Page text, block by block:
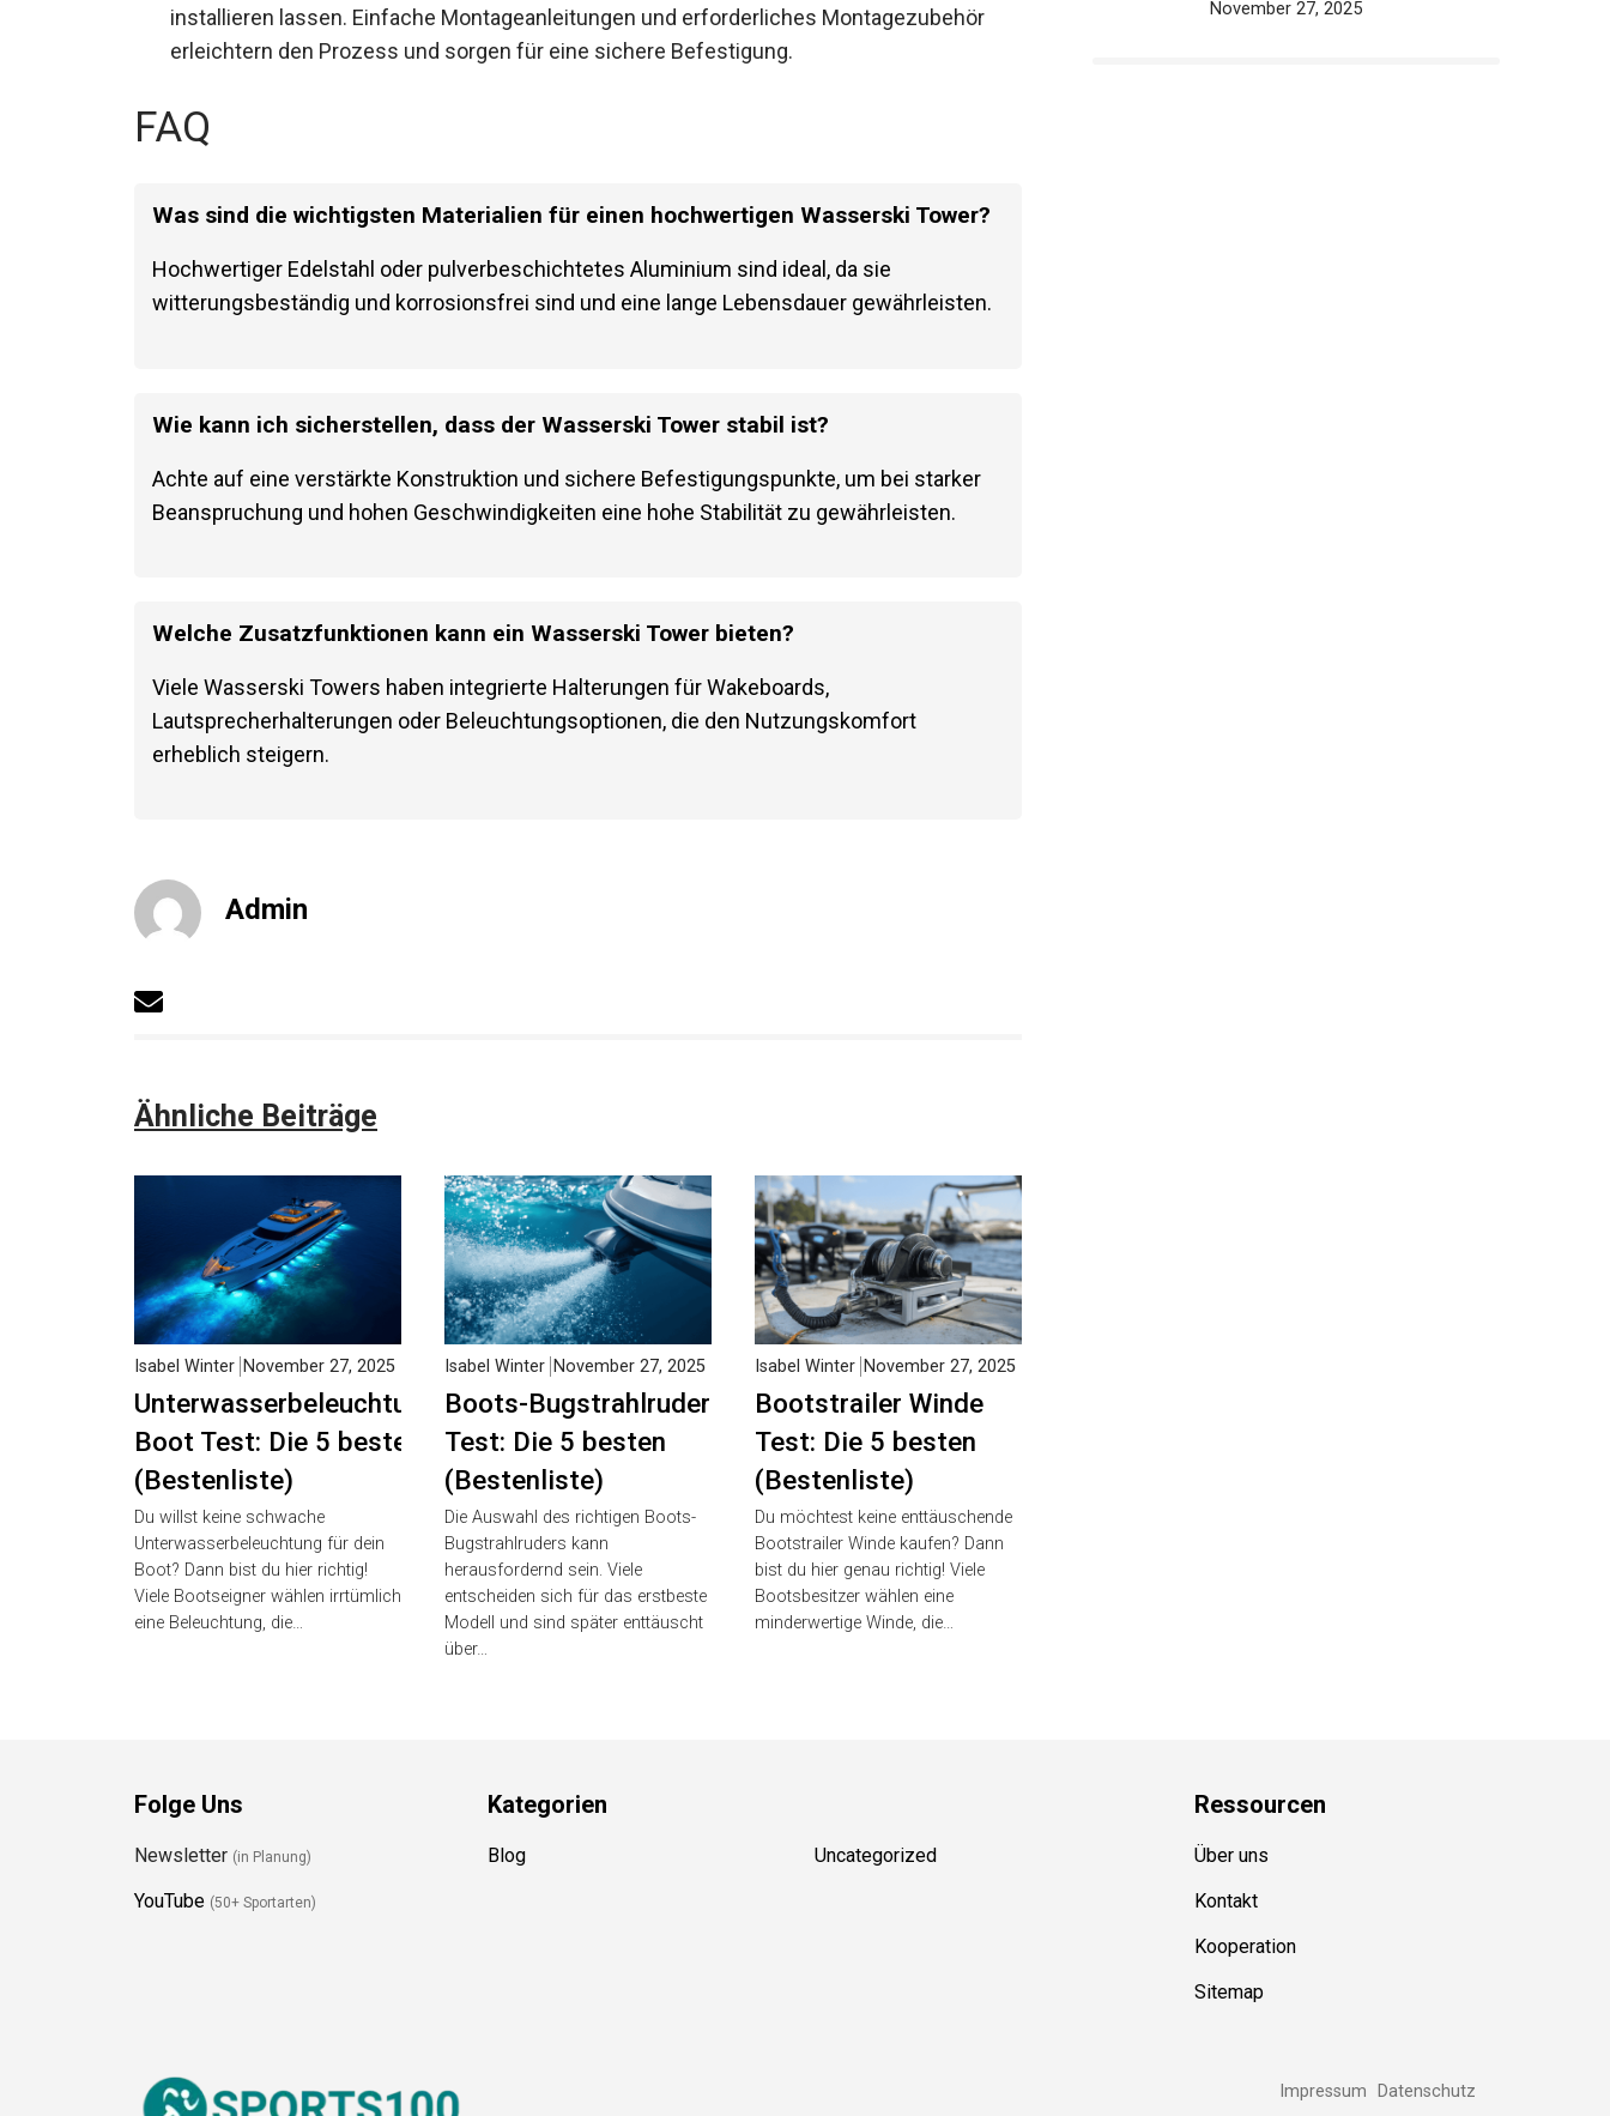
installieren lassen. Einfache Montageanleitungen und erforderliches Montagezubehör
erleichtern den Prozess und sorgen für eine sichere Befestigung.
FAQ
Was sind die wichtigsten Materialien für einen hochwertigen Wasserski Tower?
Hochwertiger Edelstahl oder pulverbeschichtetes Aluminium sind ideal, da sie
witterungsbeständig und korrosionsfrei sind und eine lange Lebensdauer gewährleisten.
Wie kann ich sicherstellen, dass der Wasserski Tower stabil ist?
Achte auf eine verstärkte Konstruktion und sichere Befestigungspunkte, um bei starker
Beanspruchung und hohen Geschwindigkeiten eine hohe Stabilität zu gewährleisten.
Welche Zusatzfunktionen kann ein Wasserski Tower bieten?
Viele Wasserski Towers haben integrierte Halterungen für Wakeboards,
Lautsprecherhalterungen oder Beleuchtungsoptionen, die den Nutzungskomfort
erheblich steigern.
Admin
Ähnliche Beiträge
Unterwasserbeleuchtung
Boot Test: Die 5 besten
(Bestenliste)
Isabel Winter November 27, 2025
Du willst keine schwache
Unterwasserbeleuchtung für dein
Boot? Dann bist du hier richtig!
Viele Bootseigner wählen irrtümlich
eine Beleuchtung, die…
Boots-Bugstrahlruder
Test: Die 5 besten
(Bestenliste)
Isabel Winter November 27, 2025
Die Auswahl des richtigen Boots-
Bugstrahlruders kann
herausfordernd sein. Viele
entscheiden sich für das erstbeste
Modell und sind später enttäuscht
über…
Bootstrailer Winde
Test: Die 5 besten
(Bestenliste)
Isabel Winter November 27, 2025
Du möchtest keine enttäuschende
Bootstrailer Winde kaufen? Dann
bist du hier genau richtig! Viele
Bootsbesitzer wählen eine
minderwertige Winde, die…
November 27, 2025
Folge Uns
Newsletter (in Planung)
YouTube (50+ Sportarten)
Kategorien
Blog Uncategorized
Ressourcen
Über uns
Kontakt
Kooperation
Sitemap
Impressum Datenschutz